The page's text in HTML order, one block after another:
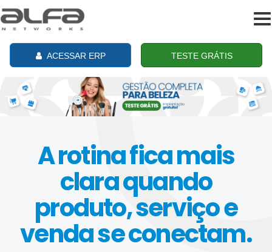
ACESSAR ERP TESTE GRÁTIS
A rotina fica mais
clara quando
produto, serviço e
venda se conectam.